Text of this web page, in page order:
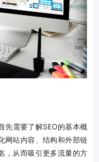
先需要了解SEO的基本概
网站内容、结构和外部链
，从而吸引更多流量的方